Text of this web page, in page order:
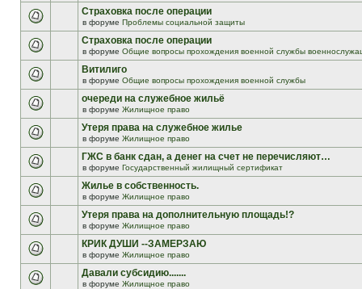
Страховка после операции
в форуме Проблемы социальной защиты
Страховка после операции
в форуме Общие вопросы прохождения военной службы
Витилиго
в форуме Общие вопросы прохождения военной службы
очереди на служебное жильё
в форуме Жилищное право
Утеря права на служебное жилье
в форуме Жилищное право
ГЖС в банк сдан, а денег на счет не перечисляют…
в форуме Государственный жилищный сертификат
Жилье в собственность.
в форуме Жилищное право
Утеря права на дополнительную площадь!?
в форуме Жилищное право
КРИК ДУШИ --ЗАМЕРЗАЮ
в форуме Жилищное право
Давали субсидию.......
в форуме Жилищное право